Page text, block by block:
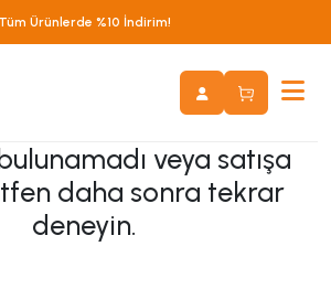
Tüm Ürünlerde %10 İndirim!
veya satışa
daha sonra tekrar
deneyin.